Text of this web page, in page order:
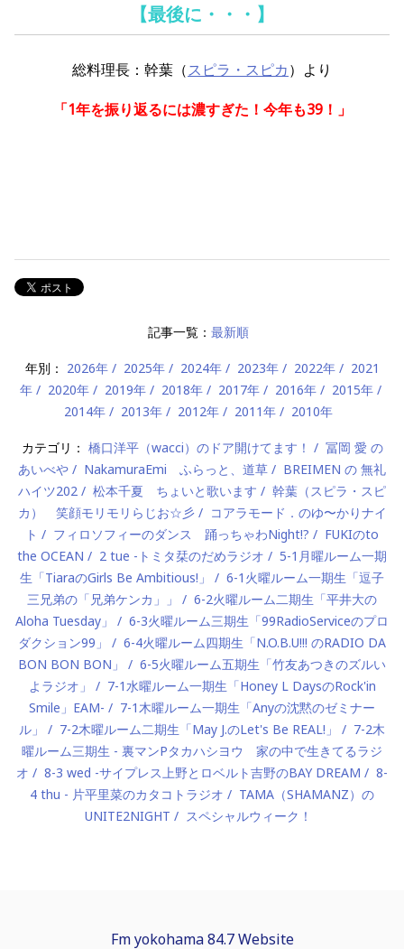
【最後に・・・】
総料理長：幹葉（スピラ・スピカ）より
「1年を振り返るには濃すぎた！今年も39！」
記事一覧： 最新順
年別： 2026年 2025年 2024年 2023年 2022年
2021
年
2020年 2019年 2018年 2017年 2016年
2015年
2014年
2013年 2012年 2011年 2010年
カテゴリ： 橋口洋平（wacci）のドア開けてます！
冨岡 愛 の
あいべや
NakamuraEmi ふらっと、道草
BREIMEN の 無礼
ハイツ202
松本千夏 ちょいと歌います
幹葉（スピラ・スピ
カ） 笑顔モリモリらじお☆彡
コアラモード．のゆ〜かりナイ
ト
フィロソフィーのダンス 踊っちゃわNight!?
FUKIのto
the OCEAN
2 tue -トミタ栞のだめラジオ
5-1月曜ルーム一期
生「TiaraのGirls Be Ambitious!」
6-1火曜ルーム一期生「逗子
三兄弟の「兄弟ケンカ」」
6-2火曜ルーム二期生「平井大の
Aloha Tuesday」
6-3火曜ルーム三期生「99RadioServiceのプロ
ダクション99」
6-4火曜ルーム四期生「N.O.B.U!!! のRADIO DA
BON BON BON」
6-5火曜ルーム五期生「竹友あつきのズルい
よラジオ」
7-1水曜ルーム一期生「Honey L DaysのRock'in
Smile」EAM-
7-1木曜ルーム一期生「Anyの沈黙のゼミナー
ル」
7-2木曜ルーム二期生「May J.のLet's Be REAL!」
7-2木
曜ルーム三期生 - 裏マンPタカハシヨウ 家の中で生きてるラジ
オ
8-3 wed -サイプレス上野とロベルト吉野のBAY DREAM
8-
4 thu - 片平里菜のカタコトラジオ
TAMA（SHAMANZ）の
UNITE2NIGHT
スペシャルウィーク！
Fm yokohama 84.7 Website